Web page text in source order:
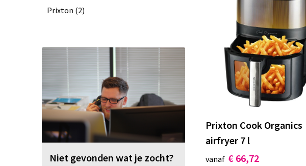
Prixton (2)
Niet gevonden wat je zocht?
Prixton Cook Organics
airfryer 7 l
vanaf € 66,72